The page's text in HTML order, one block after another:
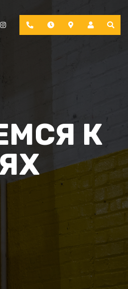
InstagramPhone Hours LocationAccount
К